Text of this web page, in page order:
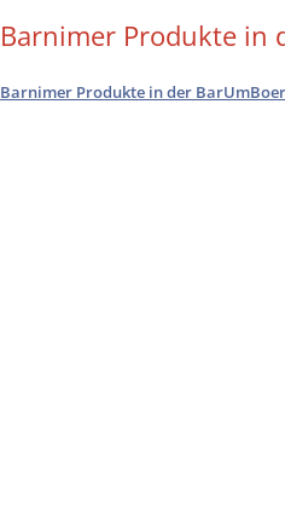
Barnimer Produkte in
Barnimer Produkte in der